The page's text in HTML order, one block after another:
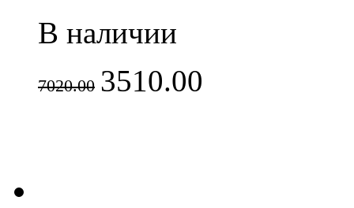
В наличии
7020.00 3510.00